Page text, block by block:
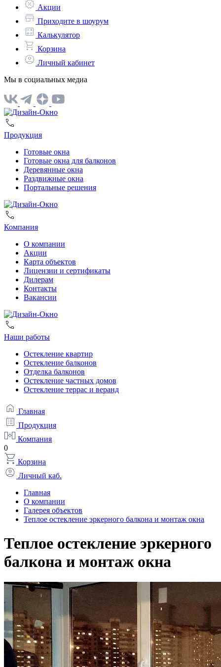
Акции
Приходите в шоурум
Калькулятор
Корзина
Личный кабинет
Мы в социальных медиа
Продукция
Готовые окна
Готовые окна для балконов
Деревянные окна
Раздвижные окна
Портальные решения
Компания
О компании
Акции
Карта объектов
Лицензии и сертификаты
Дилерам
Контакты
Вакансии
Наши работы
Остекление квартир
Остекление балконов
Отделка балконов
Остекление частных домов
Остекление террас и веранд
Главная
Продукция
Компания
0
Корзина
Личный каб.
Главная
О компании
Галерея объектов
Теплое остекление эркерного балкона и монтаж окна
Теплое остекление эркерного
балкона и монтаж окна